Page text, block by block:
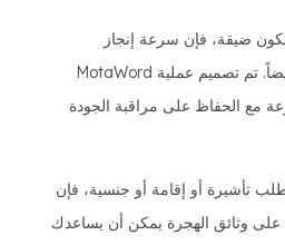
ضيقة، فإن سرعة إنجاز
المعاملات أمر بالغ الأهمية أيضاً. تم تصميم عملية MotaWord
مع الحفاظ على مراقبة الجودة
تأشيرة أو إقامة أو جنسية، فإن
وثائق الهجرة يمكن أن يساعدك